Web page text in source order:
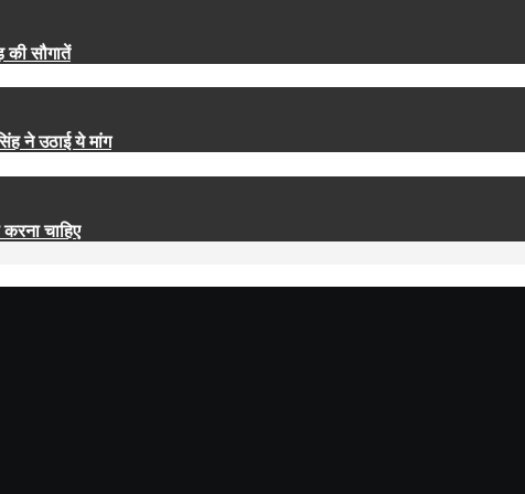
सौगातें
ने उठाई ये मांग
चाहिए